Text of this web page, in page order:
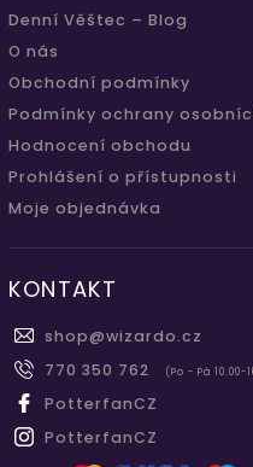
Denní Věštec – Blog
O nás
Obchodní podmínky
Podmínky ochrany
Hodnocení obchodu
Prohlášení o přístupnosti
Moje objednávka
KONTAKT
shop@wizardo.cz
770 350 762
(Po - Pá 10.00-
PotterfanCZ
PotterfanCZ